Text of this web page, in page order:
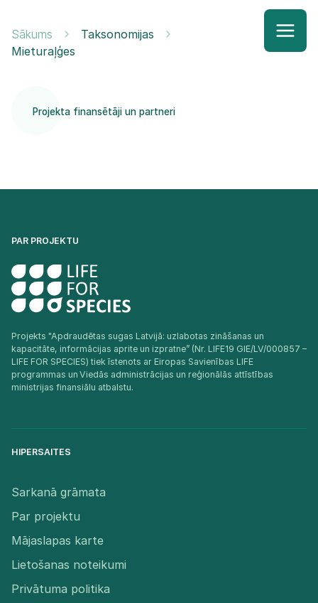
Sākums
Taksonomijas
Mieturaļģes
Projekta finansētāji un partneri
PAR PROJEKTU
Projekts "Apdraudētas sugas Latvijā: uzlabotas zināšanas un
kapacitāte, informācijas aprite un izpratne” (Nr. LIFE19 GIE/LV/000857 –
LIFE FOR SPECIES) tiek īstenots ar Eiropas Savienības LIFE
programmas un Viedās administrācijas un reģionālās attīstības
ministrijas finansiālu atbalstu.​
HIPERSAITES
Sarkanā grāmata
Par projektu
Mājaslapas karte
Lietošanas noteikumi
Privātuma politika